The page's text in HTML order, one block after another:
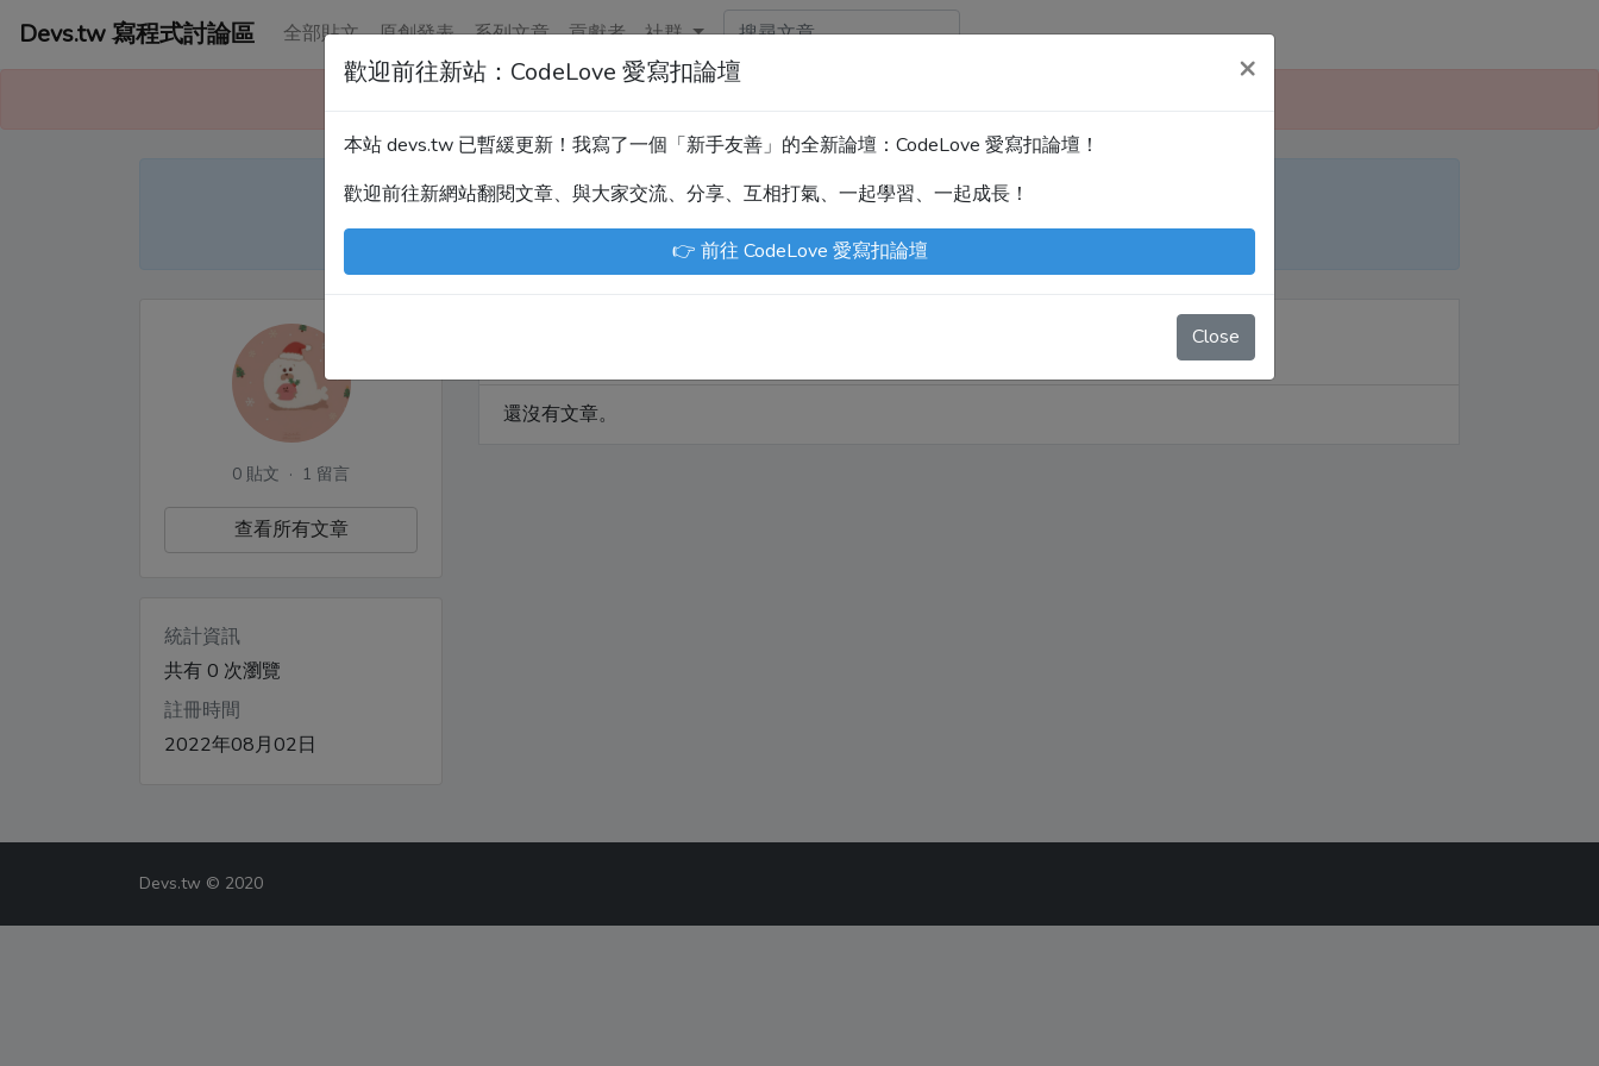
Devs.tw 寫程式討論區 全部貼文 原創發表 系列文章 貢獻者 社群
Devs.tw 是讓工程師寫筆記、網誌的平台。歡迎您隨手紀錄、寫作，方便日後搜尋！
尤川豪
Enoxs chenjenping Kevin Hou JuenTingShie
還沒有文章。
0 貼文 · 1 留言
查看所有文章
統計資訊
共有 0 次瀏覽
註冊時間
2022年08月02日
歡迎前往新站：CodeLove 愛寫扣論壇 ×
本站 devs.tw 已暫緩更新！我寫了一個「新手友善」的全新論壇：CodeLove 愛寫扣論壇！
歡迎前往新網站翻閱文章、與大家交流、分享、互相打氣、一起學習、一起成長！
👉 前往 CodeLove 愛寫扣論壇
Close
Devs.tw © 2020